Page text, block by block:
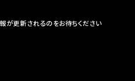
が更新されるのをお待ちください